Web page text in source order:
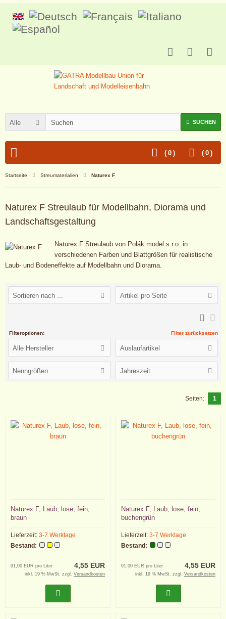
Alle SUCHEN
( 0 )
( 0 )
Startseite Streumaterialien Naturex F
Naturex F Streulaub für Modellbahn, Diorama und
Landschaftsgestaltung
Naturex F Streulaub von Polák model s.r.o. in
verschiedenen Farben und Blattgrößen für realistische
Laub- und Bodeneffekte auf Modellbahn und Diorama.
Sortieren nach ... Artikel pro Seite
Filteroptionen: Filter zurücksetzen
Alle Hersteller Auslaufartikel
Nenngrößen Jahreszeit
Seiten: 1
Naturex F, Laub, lose, fein,
braun
Lieferzeit: 3-7 Werktage
Bestand:
4,55 EUR
91,00 EUR pro Liter
inkl. 19 % MwSt. zzgl. Versandkosten
Naturex F, Laub, lose, fein,
buchengrün
Lieferzeit: 3-7 Werktage
Bestand:
4,55 EUR
91,00 EUR pro Liter
inkl. 19 % MwSt. zzgl. Versandkosten